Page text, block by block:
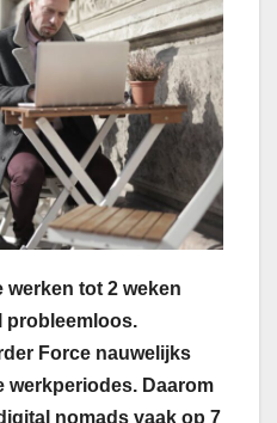
werken tot 2 weken
probleemloos.
Force nauwelijks
werkperiodes. Daarom
nomads vaak op 7